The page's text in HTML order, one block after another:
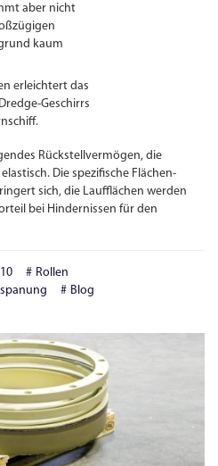
aber nicht
kaum
erleichtert das
Geschirrs
Rückstell­vermögen, die
Die spezifische Flächen­
sich, die Laufflächen werden
bei Hindernissen für den
Rollen
Blog